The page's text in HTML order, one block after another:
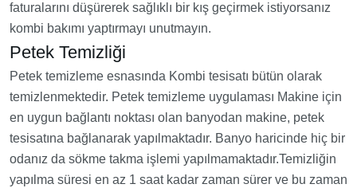
faturalarını düşürerek sağlıklı bir kış geçirmek istiyorsanız
kombi bakımı yaptırmayı unutmayın.
Petek Temizliği
Petek temizleme esnasında Kombi tesisatı bütün olarak
temizlenmektedir. Petek temizleme uygulaması Makine için
en uygun bağlantı noktası olan banyodan makine, petek
tesisatına bağlanarak yapılmaktadır. Banyo haricinde hiç bir
odanız da sökme takma işlemi yapılmamaktadır.Temizliğin
yapılma süresi en az 1 saat kadar zaman sürer ve bu zaman